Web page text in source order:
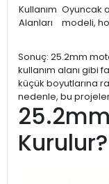
Kullanım
Alanları
Oyuncak
modeli,
Sonuç: 25.2mm
kullanım alanı gibi
küçük boyutlarına
nedenle, bu
Kurulur?